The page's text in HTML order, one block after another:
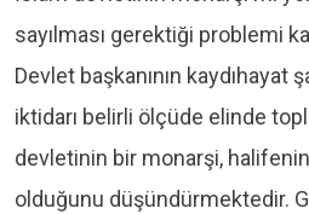
sayılması gerektiği problemi
Devlet başkanının kaydıhayat
iktidarı belirli ölçüde elinde
devletinin bir monarşi,
olduğunu düşündürmektedir.